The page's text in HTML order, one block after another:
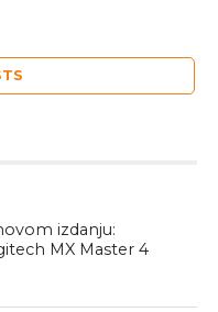
izdanju:
MX Master 4